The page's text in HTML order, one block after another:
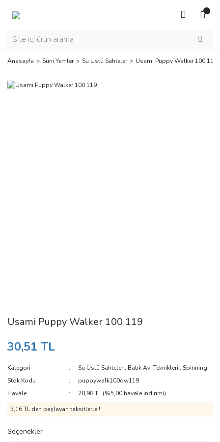
Anasayfa Suni Yemler Su Üstü Sahteler Usami Puppy Walker 100 119
Usami Puppy Walker 100 119
30,51 TL
Kategori Su Üstü Sahteler, Balık Avı Teknikleri ,Spinning
Stok Kodu
puppywalk100dw119
Havale
28,98 TL (%5,00 havale indirimi)
3,16 TL den başlayan taksitlerle!!
Seçenekler